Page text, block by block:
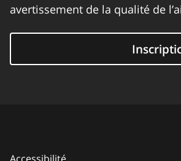
avertissement de la qualité de
Accessibilité